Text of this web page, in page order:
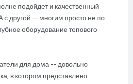
подойдет и качественный
с другой -- многим просто не по
оборудование топового
для дома -- довольно
в котором представлено